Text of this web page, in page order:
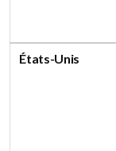
États-Unis